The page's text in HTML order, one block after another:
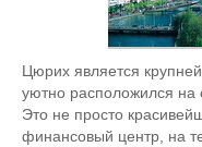
Цюрих является
уютно расположился на
Это не просто
финансовый центр, на